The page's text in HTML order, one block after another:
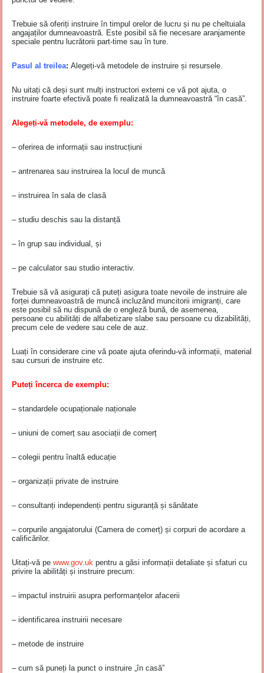
Trebuie să oferiți instruire în timpul orelor de lucru și nu pe cheltuiala
angajaților dumneavoastră. Este posibil să fie necesare aranjamente
speciale pentru lucrătorii part-time sau în ture.
Pasul al treilea:Alegeți-vă metodele de instruire și resursele.
Nu uitați că deși sunt mulți instructori externi ce vă pot ajuta, o
instruire foarte efectivă poate fi realizată la dumneavoastră “în casă”.
Alegeți-vă metodele, de exemplu:
– oferirea de informații sau instrucțiuni
– antrenarea sau instruirea la locul de muncă
– instruirea în sala de clasă
– studiu deschis sau la distanță
– în grup sau individual, și
– pe calculator sau studio interactiv.
Trebuie să vă asigurați că puteți asigura toate nevoile de instruire ale
forței dumneavoastră de muncă incluzând muncitorii imigranți, care
este posibil să nu dispună de o engleză bună, de asemenea,
persoane cu abilități de alfabetizare slabe sau persoane cu dizabilități,
precum cele de vedere sau cele de auz.
Luați în considerare cine vă poate ajuta oferindu-vă informații, material
sau cursuri de instruire etc.
Puteți încerca de exemplu:
– standardele ocupaționale naționale
– uniuni de comerț sau asociații de comerț
– colegii pentru înaltă educație
– organizații private de instruire
– consultanți independenți pentru siguranță și sănătate
– corpurile angajatorului (Camera de comerț) și corpuri de acordare a
calificărilor.
Uitați-vă pewww.gov.uk pentru a găsi informații detaliate și sfaturi cu
privire la abilități și instruire precum:
– impactul instruirii asupra performanțelor afacerii
– identificarea instruirii necesare
– metode de instruire
– cum să puneți la punct o instruire „în casă”